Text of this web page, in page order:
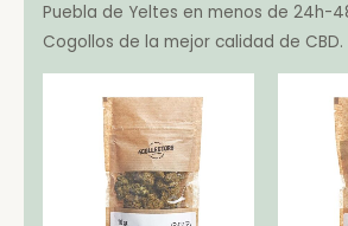
Puebla de Yeltes en menos de 24h-
Cogollos de la mejor calidad de CBD.